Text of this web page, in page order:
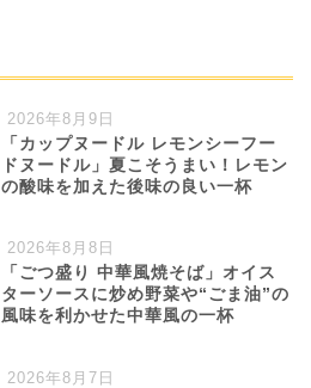
2026年8月9日
「カップヌードル レモンシーフー
ドヌードル」夏こそうまい！レモン
の酸味を加えた後味の良い一杯
2026年8月8日
「ごつ盛り 中華風焼そば」オイス
ターソースに炒め野菜や“ごま油”の
風味を利かせた中華風の一杯
2026年8月7日